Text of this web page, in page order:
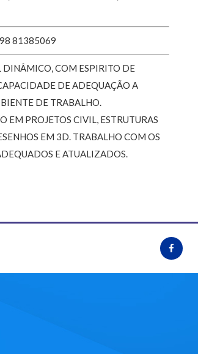
81385069
DINÂMICO, COM ESPIRITO DE
DE ADEQUAÇÃO A
DE TRABALHO.
EM PROJETOS CIVIL, ESTRUTURAS
EM 3D. TRABALHO COM OS
E ATUALIZADOS.